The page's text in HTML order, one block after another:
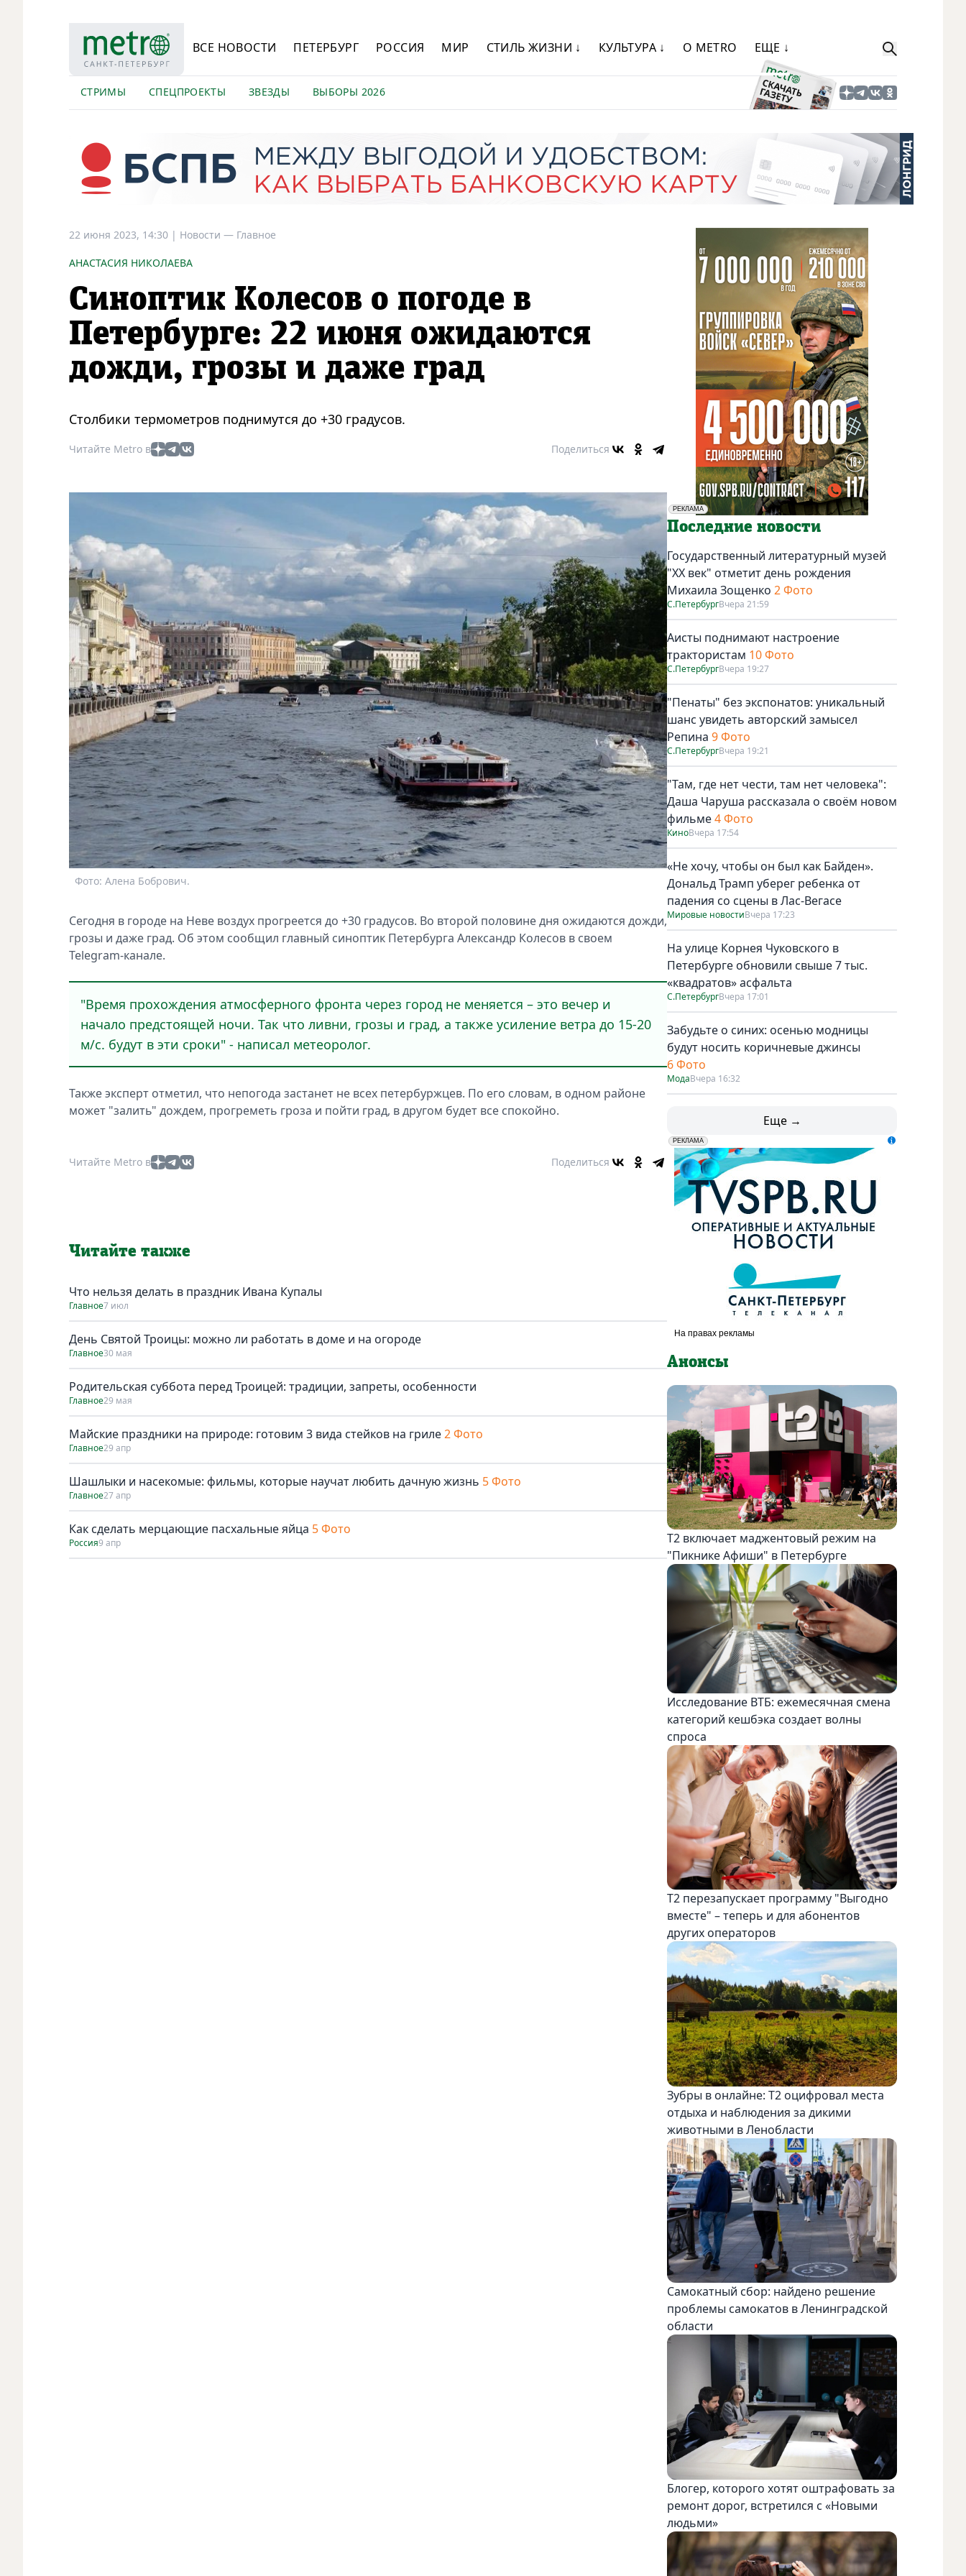
ВСЕ НОВОСТИ ПЕТЕРБУРГ РОССИЯ МИР СТИЛЬ ЖИЗНИ ↓ КУЛЬТУРА ↓ О METRO ЕЩЕ ↓
СТРИМЫ СПЕЦПРОЕКТЫ ЗВЕЗДЫ ВЫБОРЫ 2026
22 июня 2023, 14:30 | Новости — Главное
АНАСТАСИЯ НИКОЛАЕВА
Синоптик Колесов о погоде в
Петербурге: 22 июня ожидаются
дожди, грозы и даже град
Столбики термометров поднимутся до +30 градусов.
Читайте Metro в Поделиться
Фото: Алена Бобрович.
Сегодня в городе на Неве воздух прогреется до +30 градусов. Во второй половине дня ожидаются дожди,
грозы и даже град. Об этом сообщил главный синоптик Петербурга Александр Колесов в своем
Telegram-канале.
"Время прохождения атмосферного фронта через город не меняется – это вечер и
начало предстоящей ночи. Так что ливни, грозы и град, а также усиление ветра до 15-20
м/с. будут в эти сроки" - написал метеоролог.
Также эксперт отметил, что непогода застанет не всех петербуржцев. По его словам, в одном районе
может "залить" дождем, прогреметь гроза и пойти град, в другом будет все спокойно.
Читайте Metro в Поделиться
Читайте также
Что нельзя делать в праздник Ивана Купалы
Главное7 июл
День Святой Троицы: можно ли работать в доме и на огороде
Главное30 мая
Родительская суббота перед Троицей: традиции, запреты, особенности
Главное29 мая
Майские праздники на природе: готовим 3 вида стейков на гриле2 Фото
Главное29 апр
Шашлыки и насекомые: фильмы, которые научат любить дачную жизнь 5 Фото
Главное27 апр
Как сделать мерцающие пасхальные яйца 5 Фото
Россия9 апр
РЕКЛАМА
Социальная реклама
Последние новости
Государственный литературный музей
"ХХ век" отметит день рождения
Михаила Зощенко 2 Фото
С.ПетербургВчера 21:59
Аисты поднимают настроение
трактористам 10 Фото
С.ПетербургВчера 19:27
"Пенаты" без экспонатов: уникальный
шанс увидеть авторский замысел
Репина 9 Фото
С.ПетербургВчера 19:21
"Там, где нет чести, там нет человека":
Даша Чаруша рассказала о своём новом
фильме4 Фото
КиноВчера 17:54
«Не хочу, чтобы он был как Байден».
Дональд Трамп уберег ребенка от
падения со сцены в Лас-Вегасе
Мировые новостиВчера 17:23
На улице Корнея Чуковского в
Петербурге обновили свыше 7 тыс.
«квадратов» асфальта
С.ПетербургВчера 17:01
Забудьте о синих: осенью модницы
будут носить коричневые джинсы
6 Фото
МодаВчера 16:32
Еще →
erid: LdtCK5udn
РЕКЛАМА
АО "ГАТР", ИНН: 7841320717
Анонсы
Т2 включает маджентовый режим на
"Пикнике Афиши" в Петербурге
Исследование ВТБ: ежемесячная смена
категорий кешбэка создает волны
спроса
Т2 перезапускает программу "Выгодно
вместе" – теперь и для абонентов
других операторов
Зубры в онлайне: Т2 оцифровал места
отдыха и наблюдения за дикими
животными в Ленобласти
Самокатный сбор: найдено решение
проблемы самокатов в Ленинградской
области
Блогер, которого хотят оштрафовать за
ремонт дорог, встретился с «Новыми
людьми»